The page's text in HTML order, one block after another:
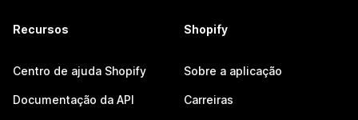
Recursos
Centro de ajuda Shopify
Documentação da API
Shopify
Sobre a aplicação
Carreiras